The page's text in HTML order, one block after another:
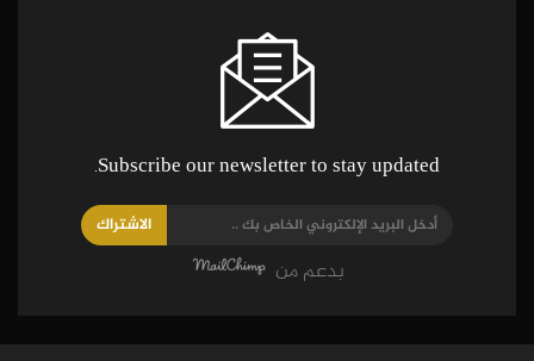
Subscribe our newsletter to stay updated.
الاشتراك
بدعم من